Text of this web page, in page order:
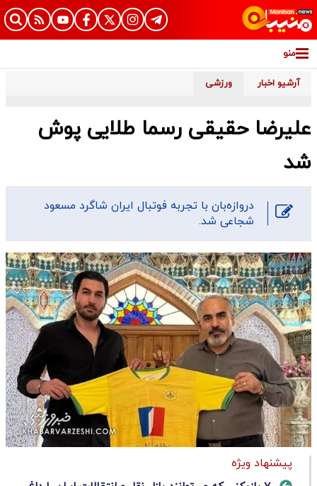
منو
آرشیو اخبار ورزشی
علیرضا حقیقی رسما طلایی پوش
شد
دروازه‌بان با تجربه فوتبال ایران شاگرد مسعود
شجاعی شد.
پیشنهاد ویژه